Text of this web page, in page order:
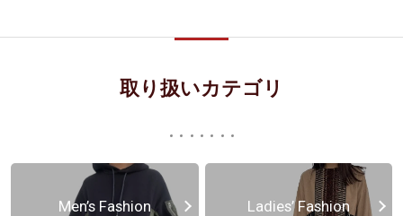
取り扱いカテゴリ
Men’s Fashion Ladies’ Fashion